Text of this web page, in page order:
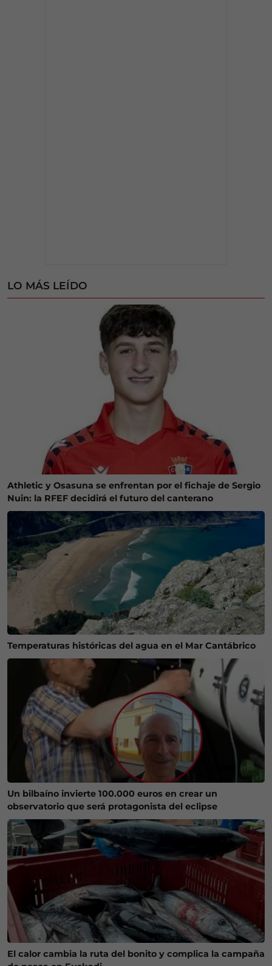
LO MÁS LEÍDO
Athletic y Osasuna se enfrentan por el fichaje de Sergio
Nuin: la RFEF decidirá el futuro del canterano
Temperaturas históricas del agua en el Mar Cantábrico
Un bilbaíno invierte 100.000 euros en crear un
observatorio que será protagonista del eclipse
El calor cambia la ruta del bonito y complica la campaña